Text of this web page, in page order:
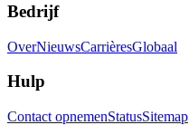
Bedrijf
OverNieuwsCarrièresGlobaal
Hulp
Contact opnemenStatusSitemap